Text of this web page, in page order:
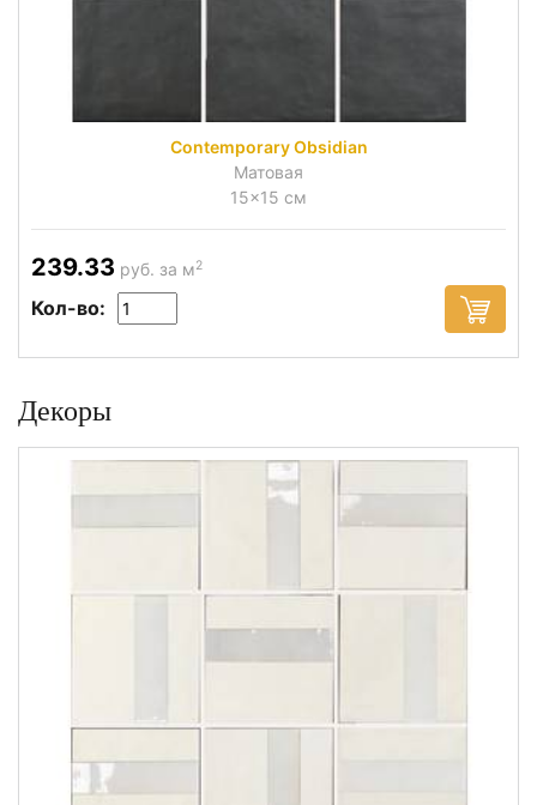
Contemporary Obsidian
Матовая
15x15 см
239.33 руб. за м2
Кол-во:
Декоры